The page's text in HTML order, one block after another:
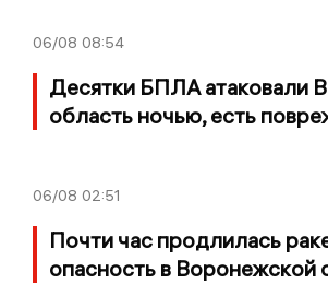
06/08 08:54
Десятки БПЛА атаковали
область ночью, есть
06/08 02:51
Почти час продлилась
опасность в Воронежской